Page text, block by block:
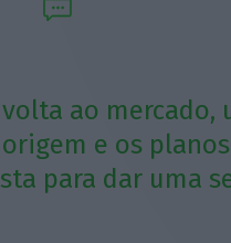
ao mercado,
e os
para dar uma